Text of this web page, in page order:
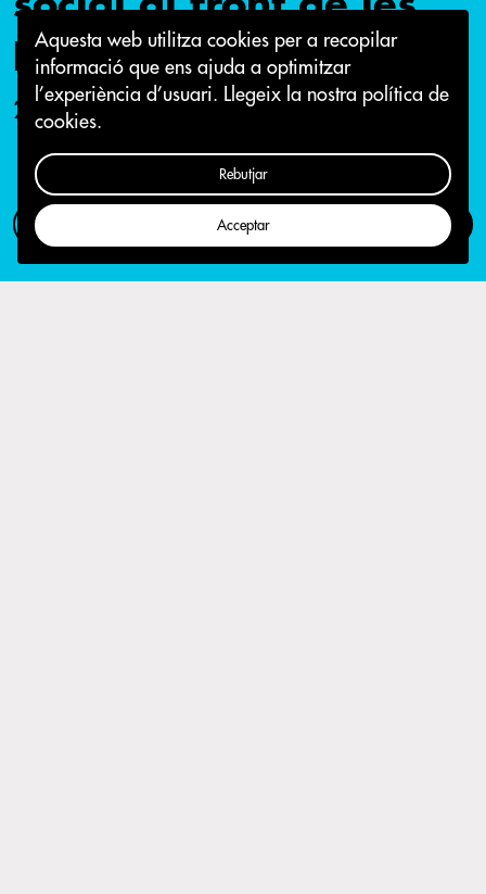
Aquesta web utilitza cookies per a recopilar
informació que ens ajuda a optimitzar
l’experiència d’usuari. Llegeix la nostra política de
cookies.
Rebutjar
Acceptar
prioritats del govern
22 de juny 2015
Com participar Campanya